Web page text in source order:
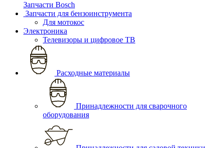
Запчасти Bosch
Запчасти для бензоинструмента
Для мотокос
Электроника
Телевизоры и цифровое ТВ
Расходные материалы
Принадлежности для сварочного
оборудования